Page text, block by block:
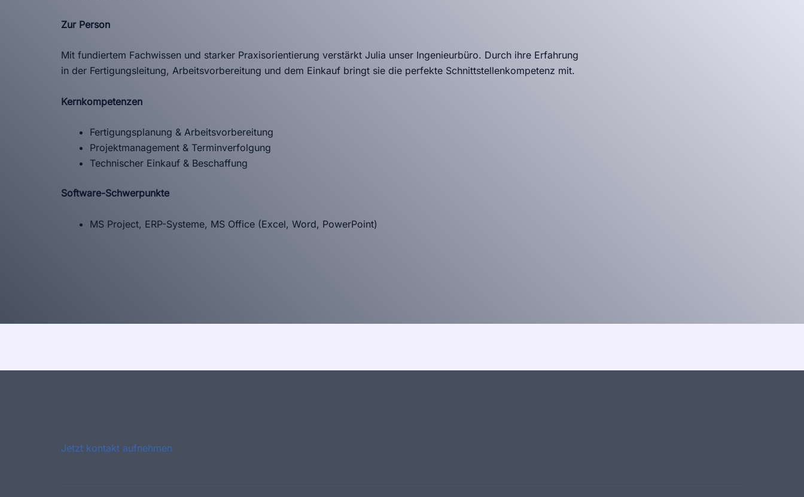
Zur Person
Mit fundiertem Fachwissen und starker Praxisorientierung verstärkt Julia unser Ingenieurbüro. Durch ihre Erfahrung
in der Fertigungsleitung, Arbeitsvorbereitung und dem Einkauf bringt sie die perfekte Schnittstellenkompetenz mit.
Kernkompetenzen
Fertigungsplanung & Arbeitsvorbereitung
Projektmanagement & Terminverfolgung
Technischer Einkauf & Beschaffung
Software-Schwerpunkte
MS Project, ERP-Systeme, MS Office (Excel, Word, PowerPoint)
Jetzt kontakt aufnehmen